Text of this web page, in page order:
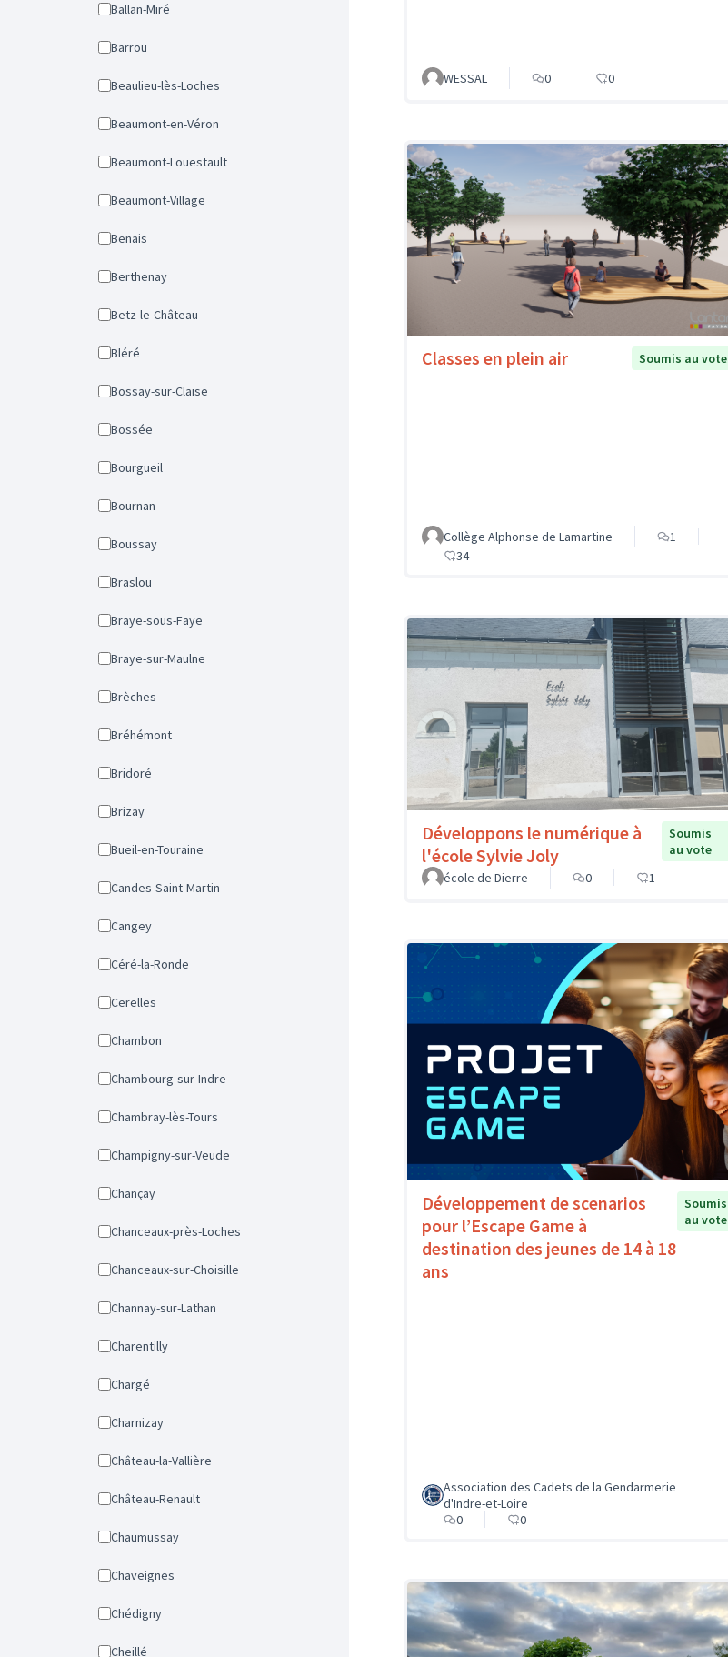
Ballan-Miré
Barrou
Beaulieu-lès-Loches
Beaumont-en-Véron
Beaumont-Louestault
Beaumont-Village
Benais
Berthenay
Betz-le-Château
Bléré
Bossay-sur-Claise
Bossée
Bourgueil
Bournan
Boussay
Braslou
Braye-sous-Faye
Braye-sur-Maulne
Brèches
Bréhémont
Bridoré
Brizay
Bueil-en-Touraine
Candes-Saint-Martin
Cangey
Céré-la-Ronde
Cerelles
Chambon
Chambourg-sur-Indre
Chambray-lès-Tours
Champigny-sur-Veude
Chançay
Chanceaux-près-Loches
Chanceaux-sur-Choisille
Channay-sur-Lathan
Charentilly
Chargé
Charnizay
Château-la-Vallière
Château-Renault
Chaumussay
Chaveignes
Chédigny
Cheillé
WESSAL 0 0
Classes en plein air Soumis au vote
Collège Alphonse de Lamartine
1
34
Développons le numérique à
l'école Sylvie Joly
Soumis
au vote
école de Dierre
0 1
Développement de scenarios
pour l’Escape Game à
destination des jeunes de 14 à 18
ans
Soumis
au vote
Association des Cadets de la Gendarmerie
d'Indre-et-Loire
0
0